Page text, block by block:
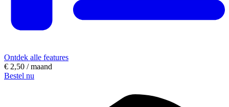
Ontdek alle features
€ 2,50 / maand
Bestel nu